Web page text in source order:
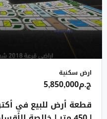
ارض سكنية
ج.م5,850,000
قطعة أرض للبيع في